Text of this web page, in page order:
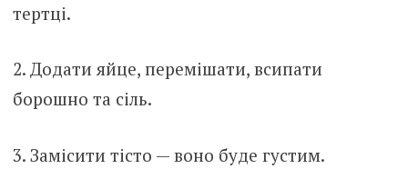
тертці.
2. Додати яйце, перемішати, всипати
борошно та сіль.
3. Замісити тісто — воно буде густим.